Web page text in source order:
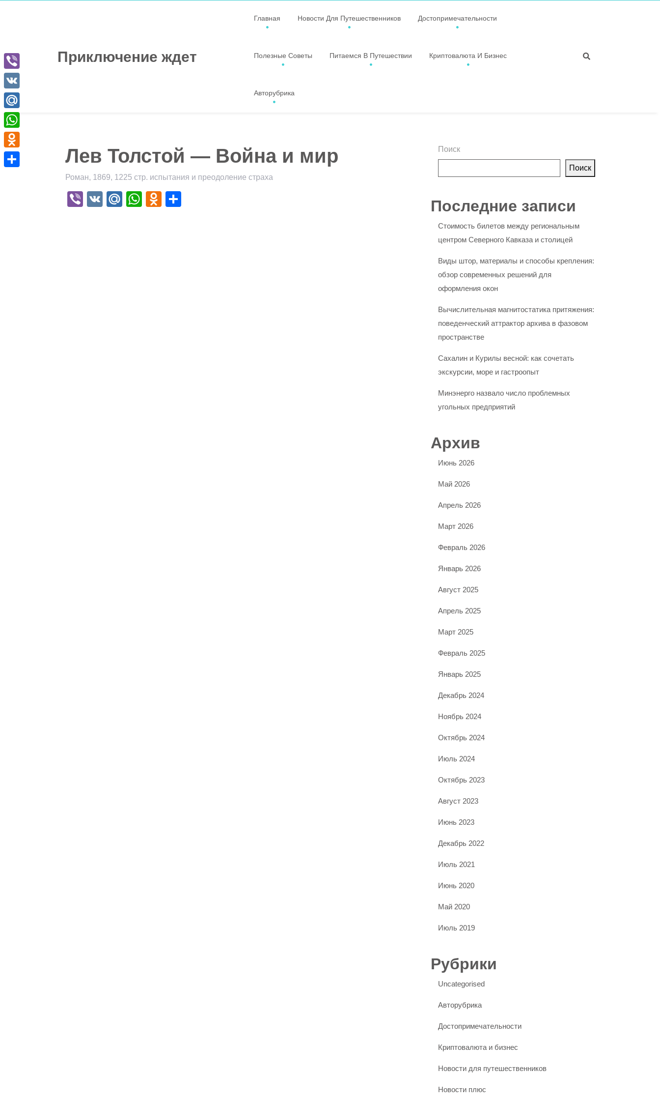
Приключение ждет
Главная Новости Для Путешественников Достопримечательности
Полезные Советы Питаемся В Путешествии Криптовалюта И Бизнес
Авторубрика
Лев Толстой — Война и мир
Роман, 1869, 1225 стр. испытания и преодоление страха
Viber
VK Mail.Ru
WhatsApp
Odnoklassniki
Поиск
Поиск
Последние записи
Стоимость билетов между региональным
центром Северного Кавказа и столицей
Виды штор, материалы и способы крепления:
обзор современных решений для
оформления окон
Вычислительная магнитостатика притяжения:
поведенческий аттрактор архива в фазовом
пространстве
Сахалин и Курилы весной: как сочетать
экскурсии, море и гастроопыт
Минэнерго назвало число проблемных
угольных предприятий
Архив
Июнь 2026
Май 2026
Апрель 2026
Март 2026
Февраль 2026
Январь 2026
Август 2025
Апрель 2025
Март 2025
Февраль 2025
Январь 2025
Декабрь 2024
Ноябрь 2024
Октябрь 2024
Июль 2024
Октябрь 2023
Август 2023
Июнь 2023
Декабрь 2022
Июль 2021
Июнь 2020
Май 2020
Июль 2019
Рубрики
Uncategorised
Авторубрика
Достопримечательности
Криптовалюта и бизнес
Новости для путешественников
Новости плюс
Viber
VK
Mail.Ru
WhatsApp
Odnoklassniki